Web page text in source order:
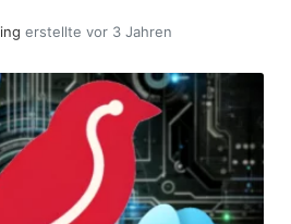
der Annahme,... »
erstellte vor 3 Jahren